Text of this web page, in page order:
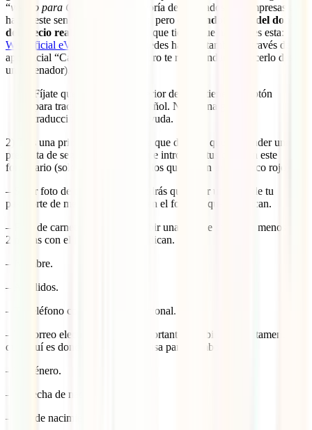
“visado para Camboya
”, la mayoría de resultados son empresas que
hacen este sencillo proceso por ti, pero
cobrándote más del doble
del precio real
. La web desde la que tienes que hacerlo es esta:
Web oficial eVisa Camboya
. (Puedes hacerlo también a través de la
app oficial “Cambodia eVisa”, pero te recomendamos hacerlo desde
un ordenador).
Fíjate que, en la parte superior derecha tienes un botón
para traducir la web al español. No es una gran
traducción, pero quizá te ayuda.
2) Tras una primera pantalla en la que deberás que responder una
pregunta de seguridad, tendrás que introducir tus datos en este
formulario (solo son obligatorios los que tienen un asterisco rojo):
– Subir foto de tu pasaporte: Tendrás que subir una foto de tu
pasaporte de menos de 2 megas en el formato que te indican.
– Foto de carnet: Tendrás que subir una foto de carnet de menos de
2 megas con el formato que te indican.
– Nombre.
– Apellidos.
– Tu teléfono con prefijo internacional.
– Tu correo electrónico (muy importante escribirlo correctamente ya
que aquí es donde recibirás tu eVisa para Camboya).
– Tu género.
– Tu fecha de nacimiento.
– País de nacimiento.